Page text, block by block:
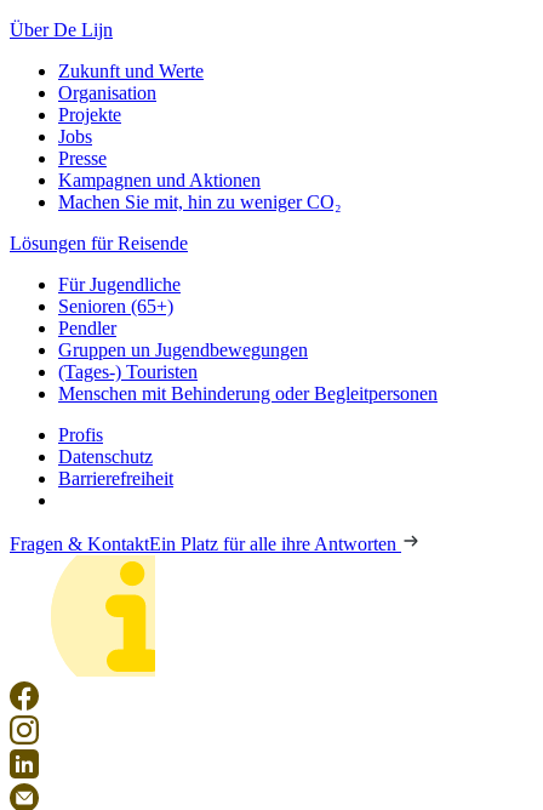
Über De Lijn
Zukunft und Werte
Organisation
Projekte
Jobs
Presse
Kampagnen und Aktionen
Machen Sie mit, hin zu weniger CO₂
Lösungen für Reisende
Für Jugendliche
Senioren (65+)
Pendler
Gruppen un Jugendbewegungen
(Tages-) Touristen
Menschen mit Behinderung oder Begleitpersonen
Profis
Datenschutz
Barrierefreiheit
Fragen & KontaktEin Platz für alle ihre Antworten